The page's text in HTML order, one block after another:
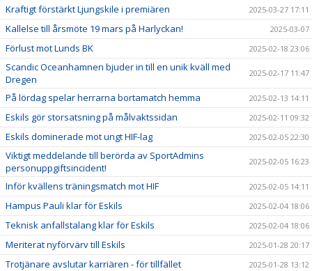
Kraftigt förstärkt Ljungskile i premiären 2025-03-27 17:11
Kallelse till årsmöte 19 mars på Harlyckan! 2025-03-07
Förlust mot Lunds BK 2025-02-18 23:06
Scandic Oceanhamnen bjuder in till en unik kväll med
Dregen
2025-02-17 11:47
På lördag spelar herrarna bortamatch hemma 2025-02-13 14:11
Eskils gör storsatsning på målvaktssidan 2025-02-11 09:32
Eskils dominerade mot ungt HIF-lag 2025-02-05 22:30
Viktigt meddelande till berörda av SportAdmins
personuppgiftsincident!
2025-02-05 16:23
Inför kvällens träningsmatch mot HIF 2025-02-05 14:11
Hampus Pauli klar för Eskils 2025-02-04 18:06
Teknisk anfallstalang klar för Eskils 2025-02-04 18:06
Meriterat nyförvärv till Eskils 2025-01-28 20:17
Trotjänare avslutar karriären - för tillfället 2025-01-28 13:12